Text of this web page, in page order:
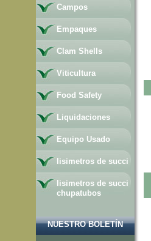
Campos
Empaques
Clam Shells
Viticultura
Food Safety
Liquidaciones
Equipo Usado
lisimetros de succi
lisimetros de succi
chupatubos
NUESTRO BOLETÍN